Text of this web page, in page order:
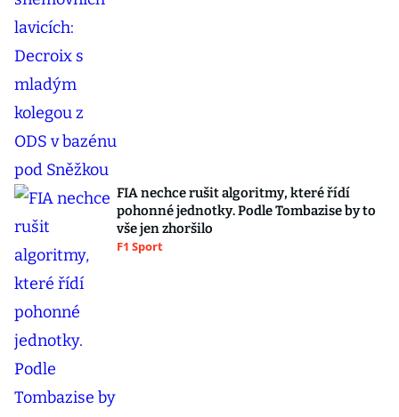
FIA nechce rušit algoritmy, které řídí
pohonné jednotky. Podle Tombazise by to
vše jen zhoršilo
F1 Sport